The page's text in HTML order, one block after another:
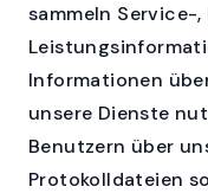
sammeln Service-
Informationen
unsere Dienste
Benutzern über
Protokolldateien